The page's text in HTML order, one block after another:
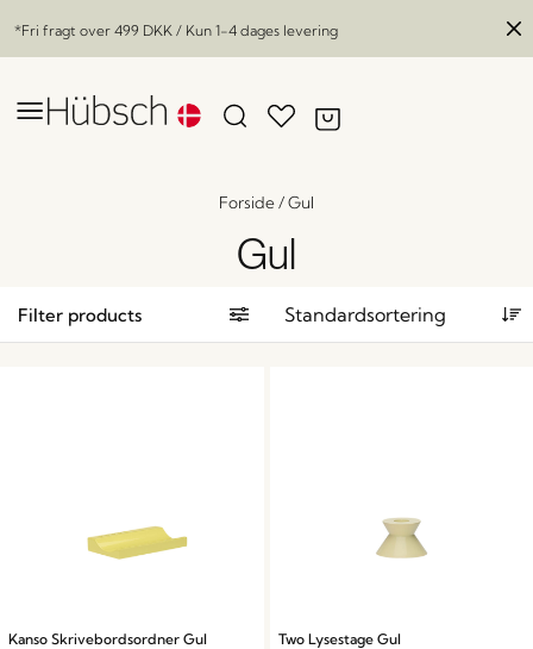
*Fri fragt over 499 DKK / Kun 1-4 dages levering
Forside/Gul
Gul
Filter products
Kanso Skrivebordsordner Gul Two Lysestage Gul